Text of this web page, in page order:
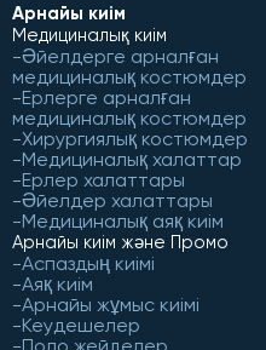
Арнайы киім
Медициналық киім
Әйелдерге арналған
медициналық костюмдер
Ерлерге арналған
медициналық костюмдер
Хирургиялық костюмдер
Медициналық халаттар
Ерлер халаттары
Әйелдер халаттары
Медициналық аяқ киім
Арнайы киім және Промо
Аспаздың киімі
Аяқ киім
Арнайы жұмыс киімі
Кеудешелер